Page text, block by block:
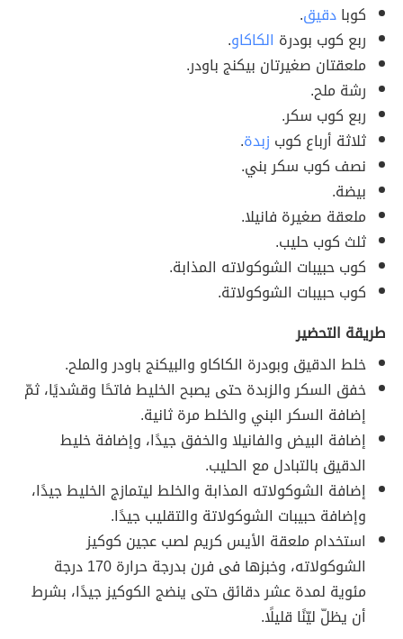
كوبادقيق.
ربع كوب بودرة الكاكاو.
ملعقتان صغيرتان بيكنج باودر.
رشة ملح.
ربع كوب سكر.
ثلاثة أرباع كوب زبدة.
نصف كوب سكر بني.
بيضة.
ملعقة صغيرة فانيلا.
ثلث كوب حليب.
كوب حبيبات الشوكولاته المذابة.
كوب حبيبات الشوكولاتة.
طريقة التحضير
خلط الدقيق وبودرة الكاكاو والبيكنج باودر والملح.
خفق السكر والزبدة حتى يصبح الخليط فاتحًا وقشديًا، ثمّ
إضافة السكر البني والخلط مرة ثانية.
إضافة البيض والفانيلا والخفق جيدًا، وإضافة خليط
الدقيق بالتبادل مع الحليب.
إضافة الشوكولاته المذابة والخلط ليتمازج الخليط جيدًا،
وإضافة حبيبات الشوكولاتة والتقليب جيدًا.
استخدام ملعقة الأيس كريم لصب عجين كوكيز
الشوكولاته، وخبزها فى فرن بدرجة حرارة 170 درجة
مئوية لمدة عشر دقائق حتى ينضج الكوكيز جيدًا، بشرط
أن يظلّ ليّنًا قليلًا.